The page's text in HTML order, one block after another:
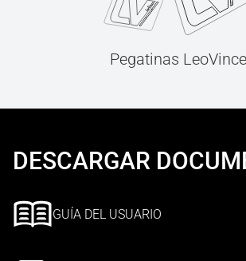
Pegatinas LeoVince
DESCARGAR
GUÍA DEL USUARIO